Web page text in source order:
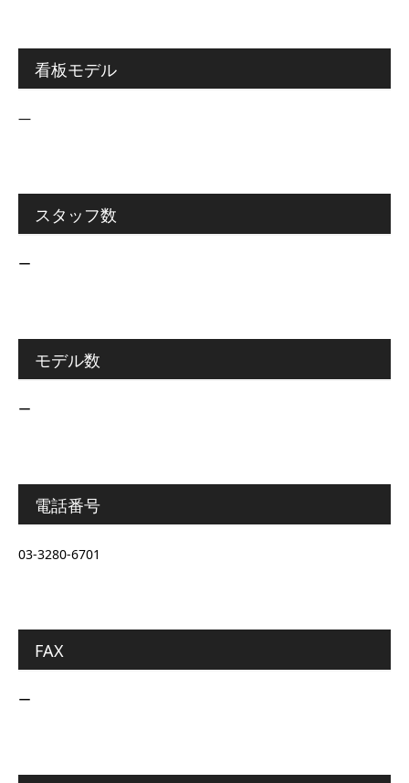
看板モデル
―
スタッフ数
ー
モデル数
ー
電話番号
03-3280-6701
FAX
ー